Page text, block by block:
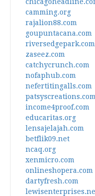
camming.org
rajalion88.com
goupuntacana.com
riversedgepark.com
zaseez.com
catchycrunch.com
nofaphub.com
nefertitingalls.com
patsyscreations.com
income4proof.com
educaritas.org
lensajelajah.com
betflik09.net
ncaq.org
xenmicro.com
onlineshopera.com
dartyfresh.com